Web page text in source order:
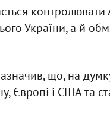
України, а й
що, на
Європі і США та